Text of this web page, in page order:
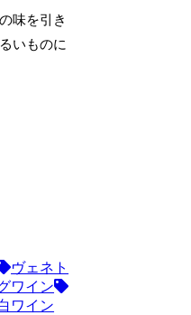
味を引き
いものに
ヴェネト
ワイン
ワイン